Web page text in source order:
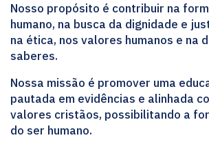
Nosso propósito é contribuir na
humano, na busca da dignidade e
na ética, nos valores humanos e na
saberes.
Nossa missão é promover uma
pautada em evidências e alinhada
valores cristãos, possibilitando a
do ser humano.